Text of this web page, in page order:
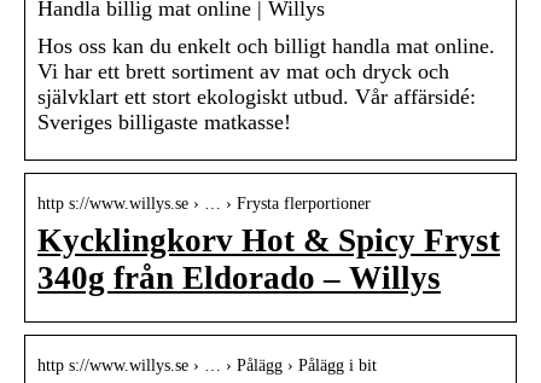
Handla billig mat online | Willys
Hos oss kan du enkelt och billigt handla mat online.
Vi har ett brett sortiment av mat och dryck och
självklart ett stort ekologiskt utbud. Vår affärsidé:
Sveriges billigaste matkasse!
http s://www.willys.se › … › Frysta flerportioner
Kycklingkorv Hot & Spicy Fryst
340g från Eldorado – Willys
http s://www.willys.se › … › Pålägg › Pålägg i bit